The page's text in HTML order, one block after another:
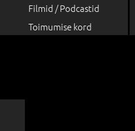
Filmid / Podcastid
Toimumise kord